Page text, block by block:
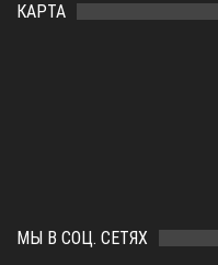
КАРТА
МЫ В СОЦ. СЕТЯХ